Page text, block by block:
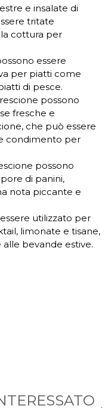
e insalate di
tritate
cottura per
essere
per piatti come
di pesce.
possono
fresche e
che può essere
condimento per
possono
di panini,
nota piccante e
utilizzato per
limonate e tisane,
bevande estive.